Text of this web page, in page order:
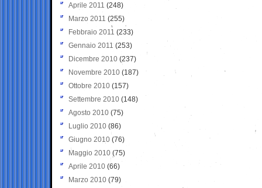
Aprile 2011 (248)
Marzo 2011 (255)
Febbraio 2011 (233)
Gennaio 2011 (253)
Dicembre 2010 (237)
Novembre 2010 (187)
Ottobre 2010 (157)
Settembre 2010 (148)
Agosto 2010 (75)
Luglio 2010 (86)
Giugno 2010 (76)
Maggio 2010 (75)
Aprile 2010 (66)
Marzo 2010 (79)